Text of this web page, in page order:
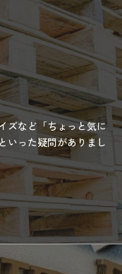
ズなど「ちょっと気に
いった疑問がありまし